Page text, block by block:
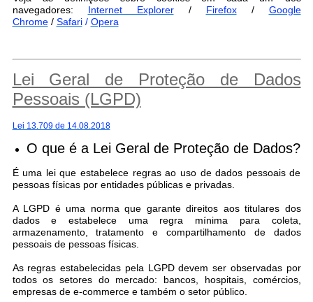
navegadores: Internet Explorer/ Firefox/ Google
Chrome/ Safari/ Opera
Lei Geral de Proteção de Dados
Pessoais (LGPD)
Lei 13.709 de 14.08.2018
O que é a Lei Geral de Proteção de Dados?
É uma lei que estabelece regras ao uso de dados pessoais de
pessoas físicas por entidades públicas e privadas.
A LGPD é uma norma que garante direitos aos titulares dos
dados e estabelece uma regra mínima para coleta,
armazenamento, tratamento e compartilhamento de dados
pessoais de pessoas físicas.
As regras estabelecidas pela LGPD devem ser observadas por
todos os setores do mercado: bancos, hospitais, comércios,
empresas de e-commerce e também o setor público.